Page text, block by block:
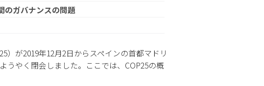
のガバナンスの問題
が2019年12月2日からスペインの首都マドリ
うやく閉会しました。ここでは、COP25の概